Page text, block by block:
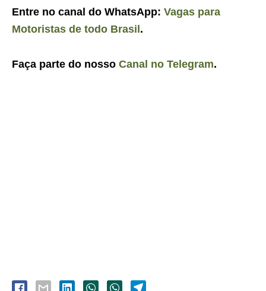
Entre no canal do WhatsApp: Vagas para
Motoristas de todo Brasil.
Faça parte do nosso Canal no Telegram.